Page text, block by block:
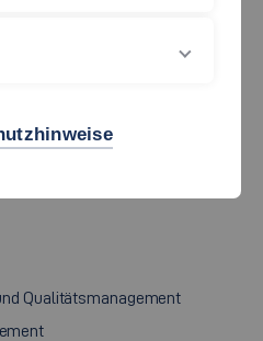
Qualitätsmanagement